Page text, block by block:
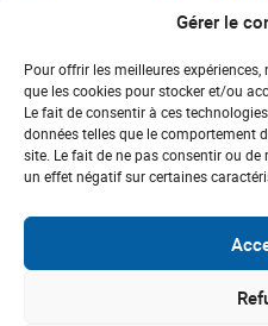
Gérer le
Pour offrir les meilleures
que les cookies pour stocker et/ou
Le fait de consentir à ces
données telles que le comportement
site. Le fait de ne pas consentir ou
un effet négatif sur certaines
M
27
28 29
3
4 5
10
11 12
17
18 19
24
25 26
31
1 2